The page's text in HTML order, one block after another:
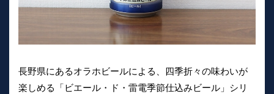
長野県にあるオラホビールによる、四季折々の味わいが
楽しめる「ビエール・ド・雷電季節仕込みビール」シリ